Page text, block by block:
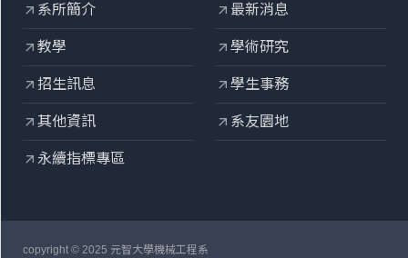
arrow_outward 系所簡介 arrow_outward 最新消息
arrow_outward 教學 arrow_outward 學術研究
arrow_outward 招生訊息 arrow_outward 學生事務
arrow_outward 其他資訊 arrow_outward 系友園地
arrow_outward 永續指標專區
copyright © 2025 元智大學機械工程系